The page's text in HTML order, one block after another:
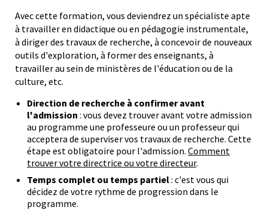
Avec cette formation, vous deviendrez un spécialiste apte
à travailler en didactique ou en pédagogie instrumentale,
à diriger des travaux de recherche, à concevoir de nouveaux
outils d'exploration, à former des enseignants, à
travailler au sein de ministères de l'éducation ou de la
culture, etc.
Direction de recherche à confirmer avant
l'admission : vous devez trouver avant votre admission
au programme une professeure ou un professeur qui
acceptera de superviser vos travaux de recherche. Cette
étape est obligatoire pour l'admission. Comment
trouver votre directrice ou votre directeur.
Temps complet ou temps partiel: c'est vous qui
décidez de votre rythme de progression dans le
programme.